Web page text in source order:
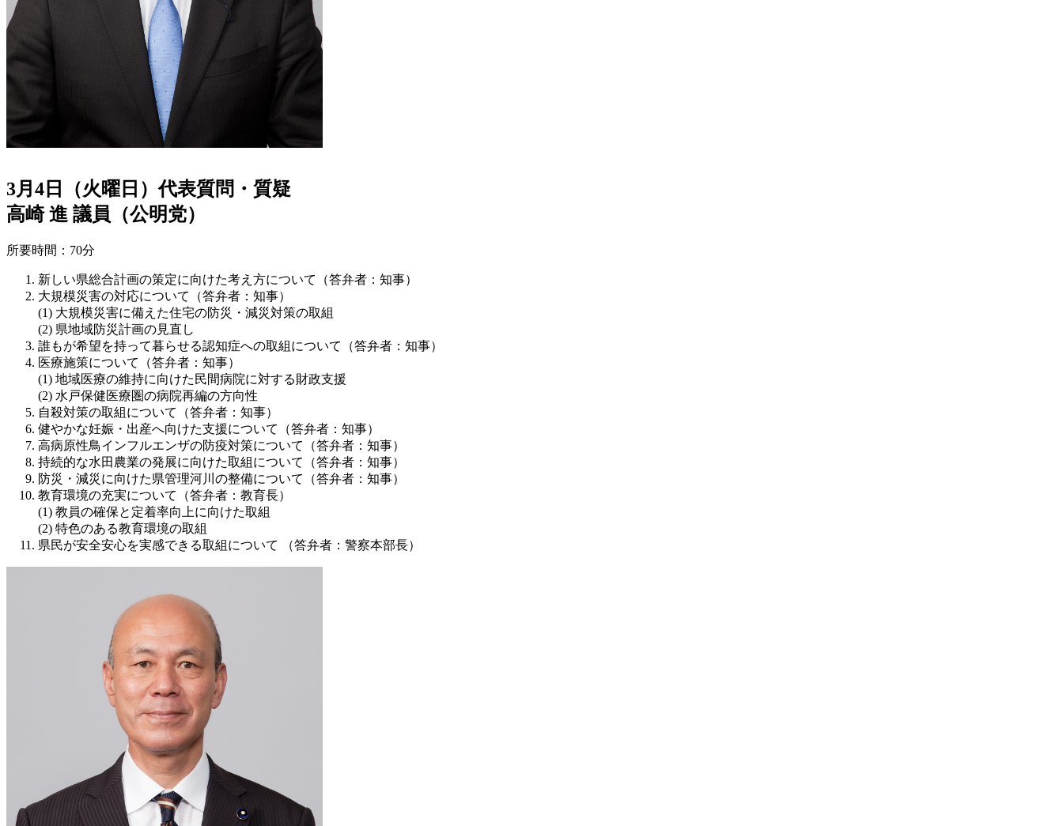
3月4日（火曜日）代表質問・質疑
高崎 進 議員（公明党）
所要時間：70分
新しい県総合計画の策定に向けた考え方について（答弁者：知事）
大規模災害の対応について（答弁者：知事）
大規模災害に備えた住宅の防災・減災対策の取組
県地域防災計画の見直し
誰もが希望を持って暮らせる認知症への取組について（答弁者：知事）
医療施策について（答弁者：知事）
地域医療の維持に向けた民間病院に対する財政支援
水戸保健医療圏の病院再編の方向性
自殺対策の取組について（答弁者：知事）
健やかな妊娠・出産へ向けた支援について（答弁者：知事）
高病原性鳥インフルエンザの防疫対策について（答弁者：知事）
持続的な水田農業の発展に向けた取組について（答弁者：知事）
防災・減災に向けた県管理河川の整備について（答弁者：知事）
教育環境の充実について（答弁者：教育長）
教員の確保と定着率向上に向けた取組
特色のある教育環境の取組
県民が安全安心を実感できる取組について （答弁者：警察本部長）